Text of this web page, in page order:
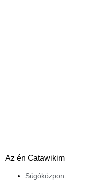
Az én Catawikim
Súgóközpont